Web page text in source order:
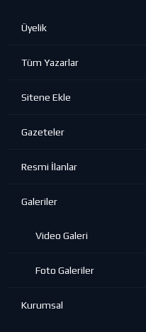
Üyelik
Tüm Yazarlar
Sitene Ekle
Gazeteler
Resmi İlanlar
Galeriler
Video Galeri
Foto Galeriler
Kurumsal